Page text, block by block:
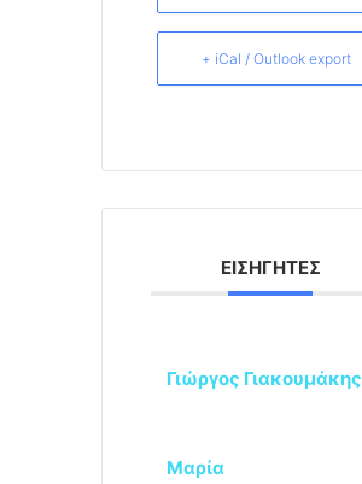
+ iCal / Outlook export
ΕΙΣΗΓΗΤΈΣ
Γιώργος Γιακουμάκης
Μαρία